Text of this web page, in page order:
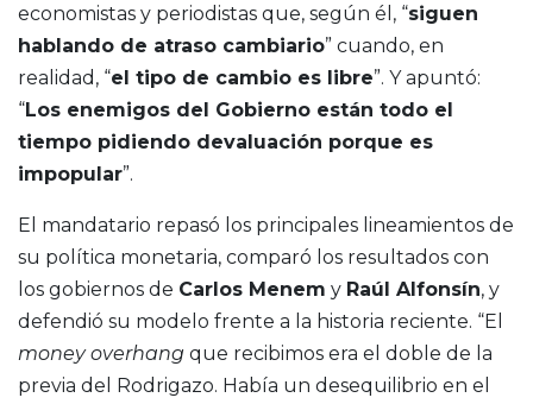
economistas y periodistas que, según él, “siguen
hablando de atraso cambiario” cuando, en
realidad, “el tipo de cambio es libre”. Y apuntó:
“Los enemigos del Gobierno están todo el
tiempo pidiendo devaluación porque es
impopular”.
El mandatario repasó los principales lineamientos de
su política monetaria, comparó los resultados con
los gobiernos de Carlos Menem y Raúl Alfonsín, y
defendió su modelo frente a la historia reciente. “El
money overhang que recibimos era el doble de la
previa del Rodrigazo. Había un desequilibrio en el